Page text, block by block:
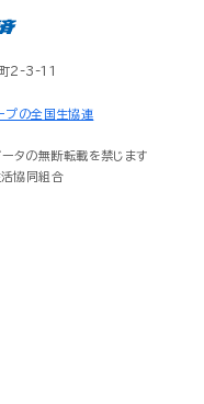
2-3-11
プの全国生協連
タの無断転載を禁じます
協同組合